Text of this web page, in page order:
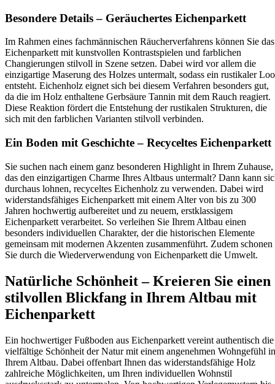
Besondere Details – Geräuchertes Eichenparkett
Im Rahmen eines fachmännischen Räucherverfahrens können Sie das
Eichenparkett mit kunstvollen Kontrastspielen und farblichen
Changierungen stilvoll in Szene setzen. Dabei wird vor allem die
einzigartige Maserung des Holzes untermalt, sodass ein rustikaler
entsteht. Eichenholz eignet sich bei diesem Verfahren besonders gut,
da die im Holz enthaltene Gerbsäure Tannin mit dem Rauch reagiert.
Diese Reaktion fördert die Entstehung der rustikalen Strukturen, die
sich mit den farblichen Varianten stilvoll verbinden.
Ein Boden mit Geschichte – Recyceltes Eichenparkett
Sie suchen nach einem ganz besonderen Highlight in Ihrem Zuhause,
das den einzigartigen Charme Ihres Altbaus untermalt? Dann kann
durchaus lohnen, recyceltes Eichenholz zu verwenden. Dabei wird
widerstandsfähiges Eichenparkett mit einem Alter von bis zu 300
Jahren hochwertig aufbereitet und zu neuem, erstklassigem
Eichenparkett verarbeitet. So verleihen Sie Ihrem Altbau einen
besonders individuellen Charakter, der die historischen Elemente
gemeinsam mit modernen Akzenten zusammenführt. Zudem schonen
Sie durch die Wiederverwendung von Eichenparkett die Umwelt.
Natürliche Schönheit – Kreieren Sie einen
stilvollen Blickfang in Ihrem Altbau mit
Eichenparkett
Ein hochwertiger Fußboden aus Eichenparkett vereint authentisch die
vielfältige Schönheit der Natur mit einem angenehmen Wohngefühl in
Ihrem Altbau. Dabei offenbart Ihnen das widerstandsfähige Holz
zahlreiche Möglichkeiten, um Ihren individuellen Wohnstil